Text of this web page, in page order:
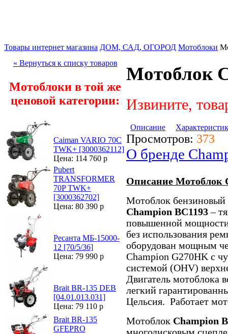
Товары интернет магазина ДОМ, САД, ОГОРОД Мотоблоки
« Вернуться к списку товаров
Мотоблоки в той же
ценовой категории:
Caiman VARIO 70C
TWK+ [3000362112]
Цена: 114 760 р
Pubert
TRANSFORMER
70P TWK+
[3000362702]
Цена: 80 390 р
Ресанта МБ-15000-
12 [70/5/36]
Цена: 79 990 р
Brait BR-135 DEB
[04.01.013.031]
Цена: 79 110 р
Brait BR-135
GFЕPRO
Мотоблок
Извините,
Описание
Просмотров: 373
О бренде
Описание Мотоблок
Мотоблок
Champion ВС1193–
повышенной
без использования
оборудован мощным
Champion G270HK с
системой (OHV)
Двигатель мотоблока
легкий
Цельсия. Работает
Мотоблок Champion